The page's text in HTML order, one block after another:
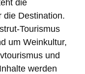
die
die Destination.
Tourismus
um Weinkultur,
und
werden